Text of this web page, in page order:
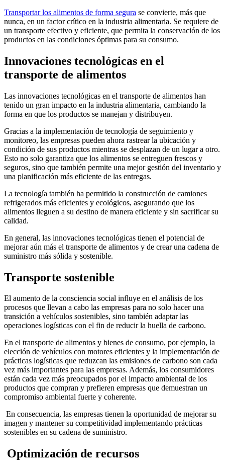
Transportar los alimentos de forma segura se convierte, más que
nunca, en un factor crítico en la industria alimentaria. Se requiere de
un transporte efectivo y eficiente, que permita la conservación de los
productos en las condiciones óptimas para su consumo.
Innovaciones tecnológicas en el
transporte de alimentos
Las innovaciones tecnológicas en el transporte de alimentos han
tenido un gran impacto en la industria alimentaria, cambiando la
forma en que los productos se manejan y distribuyen.
Gracias a la implementación de tecnología de seguimiento y
monitoreo, las empresas pueden ahora rastrear la ubicación y
condición de sus productos mientras se desplazan de un lugar a otro.
Esto no solo garantiza que los alimentos se entreguen frescos y
seguros, sino que también permite una mejor gestión del inventario y
una planificación más eficiente de las entregas.
La tecnología también ha permitido la construcción de camiones
refrigerados más eficientes y ecológicos, asegurando que los
alimentos lleguen a su destino de manera eficiente y sin sacrificar su
calidad.
En general, las innovaciones tecnológicas tienen el potencial de
mejorar aún más el transporte de alimentos y de crear una cadena de
suministro más sólida y sostenible.
Transporte sostenible
El aumento de la consciencia social influye en el análisis de los
procesos que llevan a cabo las empresas para no solo hacer una
transición a vehículos sostenibles, sino también adaptar las
operaciones logísticas con el fin de reducir la huella de carbono.
En el transporte de alimentos y bienes de consumo, por ejemplo, la
elección de vehículos con motores eficientes y la implementación de
prácticas logísticas que reduzcan las emisiones de carbono son cada
vez más importantes para las empresas. Además, los consumidores
están cada vez más preocupados por el impacto ambiental de los
productos que compran y prefieren empresas que demuestran un
compromiso ambiental fuerte y coherente.
En consecuencia, las empresas tienen la oportunidad de mejorar su
imagen y mantener su competitividad implementando prácticas
sostenibles en su cadena de suministro.
Optimización de recursos